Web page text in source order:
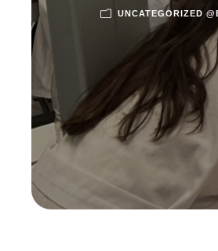
UNCATEGORIZED